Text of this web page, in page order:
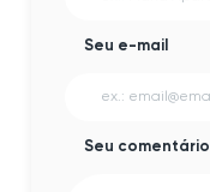
Seu e-mail
Seu comentário